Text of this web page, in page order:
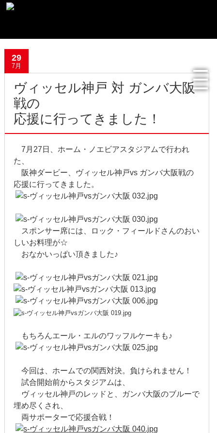
メディア掲載情報
フリーペーパー使用食器紹介
R.Lオフィシャルサイト
過去の記事
2022年1月
2021年12月
2021年9月
2021年6月
2021年4月
2020年11月
2020年4月
2020年2月
29
7月
ヴィッセル神戸 対 ガンバ大阪
戦の
応援に行ってきました！
7月27日、ホーム・ノエビアスタジアムで行われ
た、
阪神ダービー、ヴィッセル神戸vs ガンバ大阪戦の
応援に行ってきました。
スポンサー席には、ロック・フィールドさんのおい
しいお料理が☆
おなかいっぱい頂きました♪
もちろんエール・エルのワッフルケーキも♪
今回は、ホームでの関西対決。負けられません！
試合開始前からスタジアムは、
ヴィッセル神戸のレッドと、ガンバ大阪のブルーで
埋め尽くされ、
両サポーターで応援合戦！